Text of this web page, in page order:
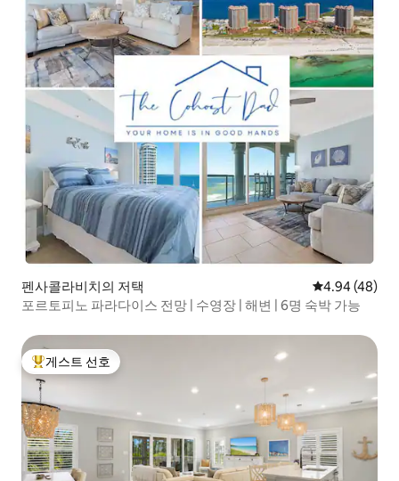
펜사콜라비치의 저택 평점 4.94점(5
4.94 (48)
포르토피노 파라다이스 전망 | 수영장 | 해변 | 6명 숙박 가능
상위 게스트 선호
게스트 선호